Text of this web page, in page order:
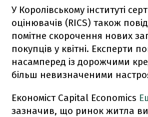
У Королівському інституті
оцінювачів (RICS) також
помітне скорочення нових
покупців у квітні. Експерти
насамперед із дорожчими
більш невизначеними
Економіст Capital Economics
зазначив, що ринок житла